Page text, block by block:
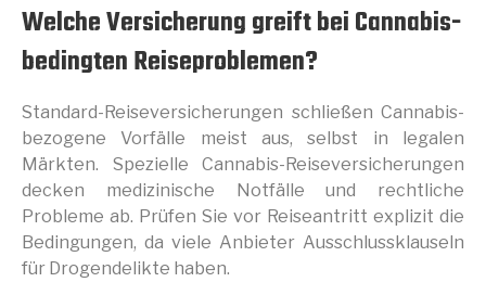
Welche Versicherung greift bei Cannabis-
bedingten Reiseproblemen?
Standard-Reiseversicherungen schließen Cannabis-
bezogene Vorfälle meist aus, selbst in legalen
Märkten. Spezielle Cannabis-Reiseversicherungen
decken medizinische Notfälle und rechtliche
Probleme ab. Prüfen Sie vor Reiseantritt explizit die
Bedingungen, da viele Anbieter Ausschlussklauseln
für Drogendelikte haben.